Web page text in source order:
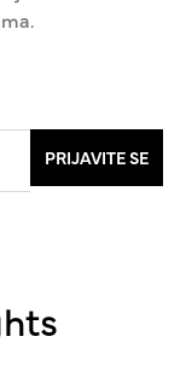
PRIJAVITE SE